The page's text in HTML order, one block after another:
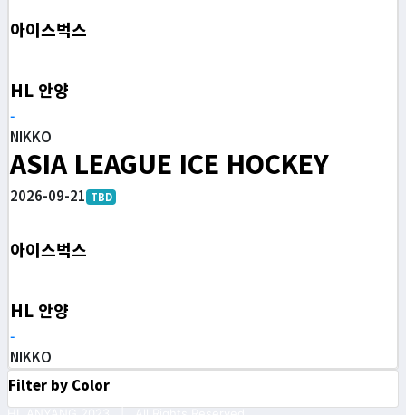
아이스벅스
HL 안양
-
NIKKO
ASIA LEAGUE ICE HOCKEY
2026-09-21 TBD
아이스벅스
HL 안양
-
NIKKO
Filter by Color